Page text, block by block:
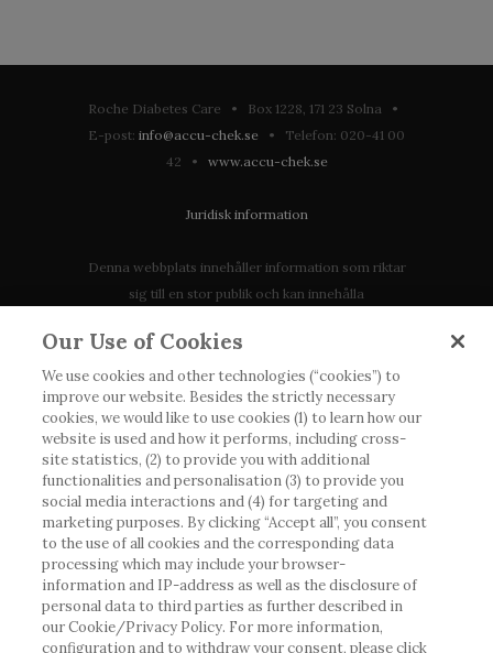
Roche Diabetes Care • Box 1228, 171 23 Solna •
E-post: info@accu-chek.se • Telefon: 020-41 00
42 • www.accu-chek.se
Juridisk information
Denna webbplats innehåller information som riktar
sig till en stor publik och kan innehålla
tillgänglig eller giltig i ditt land. Vänligen observera
att vi inte tar något ansvar för information som
eventuellt inte uppfyller någon gällande rättslig
process, förordning, registrering eller användning i
landet där du bor.
Roche har inte alltid möjlighet att kvalitetssäkra
andras inlägg, men kommer att ta bort vilseledande
eller olämpliga inlägg i möjligaste mån. Vi har inget
ansvar för innehållet på externa webbplatser som
det länkas till. Kopiering av material från denna
webbplats för användning någon annanstans är inte
Our Use of Cookies
We use cookies and other technologies (“cookies”) to
improve our website. Besides the strictly necessary
cookies, we would like to use cookies (1) to learn how our
website is used and how it performs, including cross-
site statistics, (2) to provide you with additional
functionalities and personalisation (3) to provide you
social media interactions and (4) for targeting and
marketing purposes. By clicking “Accept all”, you consent
to the use of all cookies and the corresponding data
processing which may include your browser-
information and IP-address as well as the disclosure of
personal data to third parties as further described in
our Cookie/Privacy Policy. For more information,
configuration and to withdraw your consent, please click